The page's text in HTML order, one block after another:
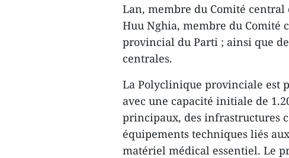
Lan, membre du Comité
Huu Nghia, membre du Comité
provincial du Parti ; ainsi que
centrales.
La Polyclinique provinciale est
avec une capacité initiale de
principaux, des infrastructures
équipements techniques liés
matériel médical essentiel. Le